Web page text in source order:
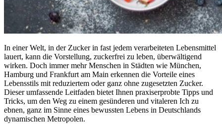
In einer Welt, in der Zucker in fast jedem verarbeiteten Lebensmittel
lauert, kann die Vorstellung, zuckerfrei zu leben, überwältigend
wirken. Doch immer mehr Menschen in Städten wie München,
Hamburg und Frankfurt am Main erkennen die Vorteile eines
Lebensstils mit reduziertem oder ganz ohne zugesetzten Zucker.
Dieser umfassende Leitfaden bietet Ihnen praxiserprobte Tipps und
Tricks, um den Weg zu einem gesünderen und vitaleren Ich zu
ebnen, ganz im Sinne eines bewussten Lebens in Deutschlands
dynamischen Metropolen.